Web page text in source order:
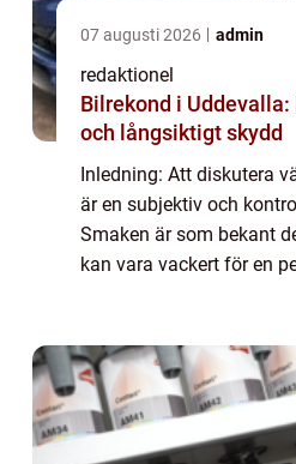
07 augusti 2026 admin
redaktionel
Bilrekond i
och långsiktigt skydd
Inledning: Att diskutera
är en subjektiv och
Smaken är som bekant
kan vara vackert för en